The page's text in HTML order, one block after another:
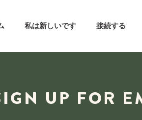
私は新しいです 接続する
UP FOR